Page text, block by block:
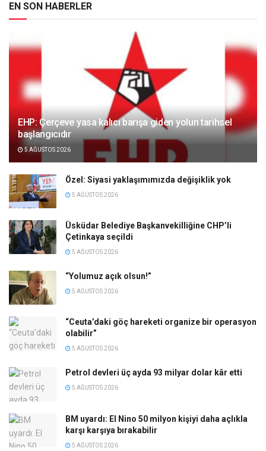
EN SON HABERLER
EHP: Çerçeve yasa kalıcı barışa giden yolun tarihsel
başlangıcıdır
5 AĞUSTOS 2026
Özel: Siyasi yaklaşımımızda değişiklik yok
5 AĞUSTOS 2026
Üsküdar Belediye Başkanvekilliğine CHP’li
Çetinkaya seçildi
5 AĞUSTOS 2026
“Yolumuz açık olsun!”
5 AĞUSTOS 2026
“Ceuta’daki göç hareketi organize bir operasyon
olabilir”
5 AĞUSTOS 2026
Petrol devleri üç ayda 93 milyar dolar kâr etti
5 AĞUSTOS 2026
BM uyardı: El Nino 50 milyon kişiyi daha açlıkla
karşı karşıya bırakabilir
5 AĞUSTOS 2026